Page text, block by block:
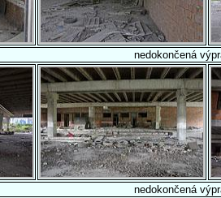
nedokončená
nedokončená